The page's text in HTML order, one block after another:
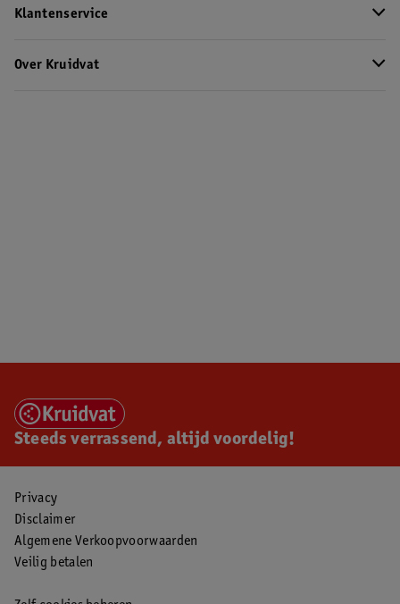
Klantenservice
Over Kruidvat
Steeds verrassend, altijd voordelig!
Privacy
Disclaimer
Algemene Verkoopvoorwaarden
Veilig betalen